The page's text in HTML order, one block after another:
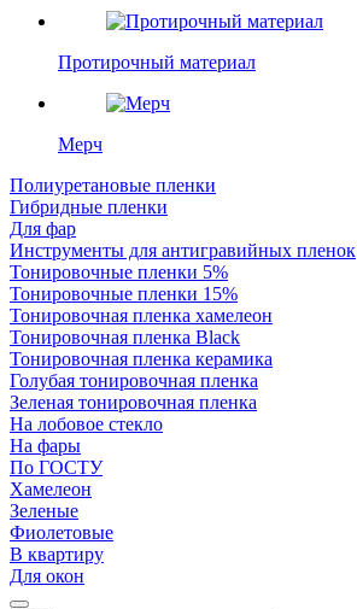
Протирочный материал
Мерч
Полиуретановые пленки
Гибридные пленки
Для фар
Инструменты для антигравийных пленок
Тонировочные пленки 5%
Тонировочные пленки 15%
Тонировочная пленка хамелеон
Тонировочная пленка Black
Тонировочная пленка керамика
Голубая тонировочная пленка
Зеленая тонировочная пленка
На лобовое стекло
На фары
По ГОСТУ
Хамелеон
Зеленые
Фиолетовые
В квартиру
Для окон